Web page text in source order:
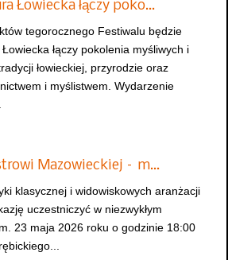
Łowiecka łączy poko…
tegorocznego Festiwalu będzie
łączy pokolenia myśliwych i
łowieckiej, przyrodzie oraz
i myślistwem. Wydarzenie
Mazowieckiej – m…
klasycznej i widowiskowych aranżacji
uczestniczyć w niezwykłym
23 maja 2026 roku o godzinie 18:00